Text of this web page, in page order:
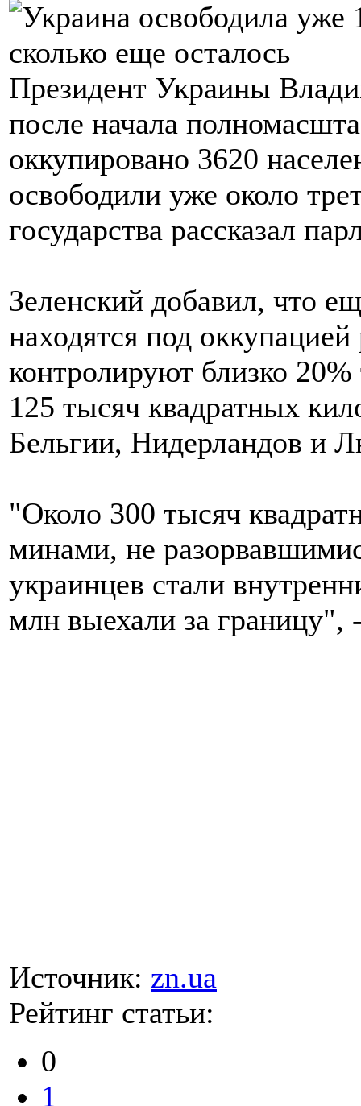
Президент Украины
после начала
оккупировано 3620
освободили уже около
государства рассказал
Зеленский добавил, что
находятся под
контролируют близко
125 тысяч квадратных
Бельгии, Нидерландов и
"Около 300 тысяч
минами, не
украинцев стали
млн выехали за границу",
Источник: zn.ua
Рейтинг статьи:
0
1